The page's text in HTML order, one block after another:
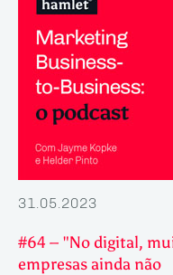
31.05.2023
#64 – "No digital,
empresas ainda não